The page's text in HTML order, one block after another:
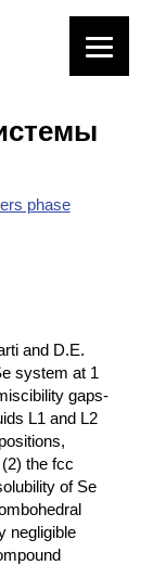
phase
and D.E.
system at 1
gaps-
L1 and L2
the fcc
of Se
negligible